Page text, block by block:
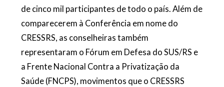
de cinco mil participantes de todo o país. Além de
comparecerem à Conferência em nome do
CRESSRS, as conselheiras também
representaram o Fórum em Defesa do SUS/RS e
a Frente Nacional Contra a Privatização da
Saúde (FNCPS), movimentos que o CRESSRS